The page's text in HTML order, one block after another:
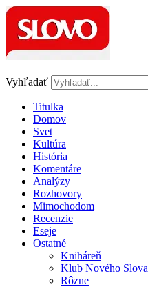
Preskočiť
obsah
Vyhľadať
Titulka
Domov
Svet
Kultúra
História
Komentáre
Analýzy
Rozhovory
Mimochodom
Recenzie
Eseje
Ostatné
Kniháreň
Klub Nového Slova
Rôzne